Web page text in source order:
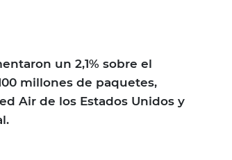
un 2,1% sobre el
millones de paquetes,
Air de los Estados Unidos y